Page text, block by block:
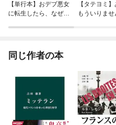
【単行本】おデブ悪女
に転生したら、なぜか
【タテヨミ
もういりませ
同じ作者の本